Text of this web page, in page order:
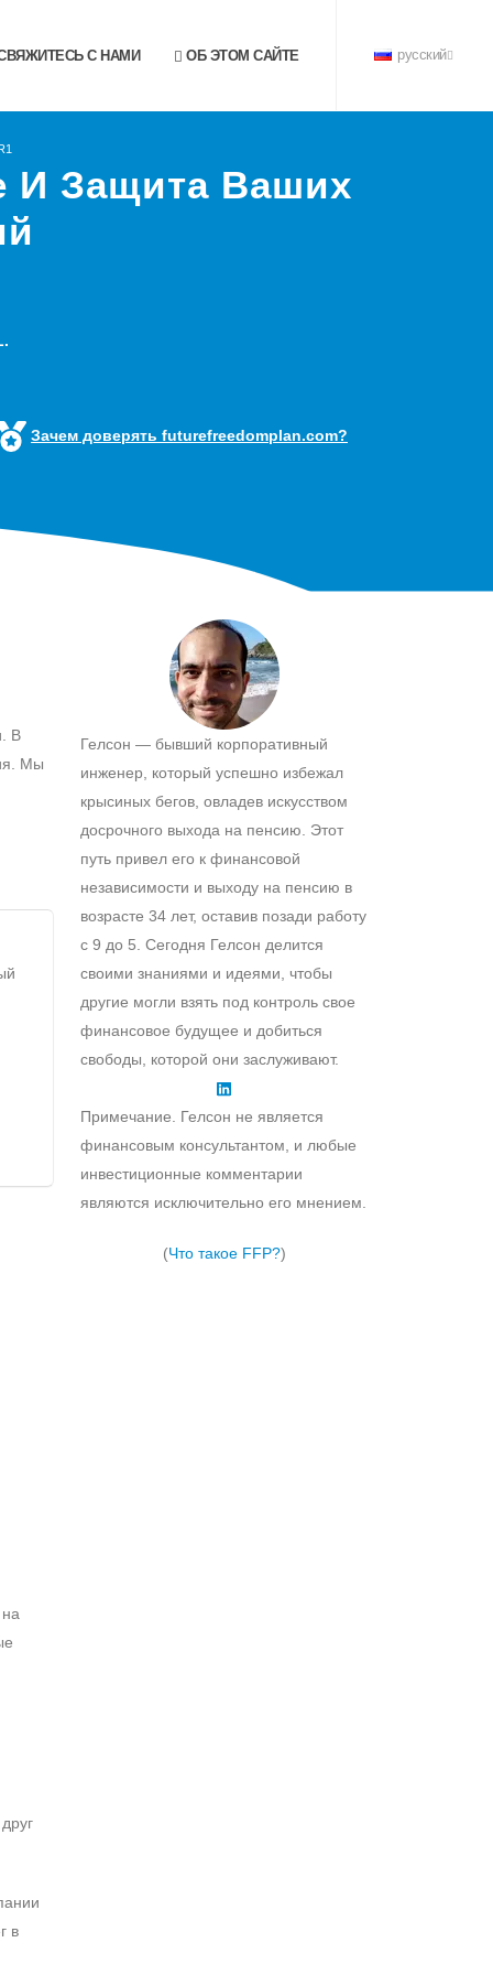
С НАМИ ОБ ЭТОМ САЙТЕ русский
И Защита Ваших
Зачем доверять futurefreedomplan.com?
В
Мы
в
Гелсон — бывший корпоративный
инженер, который успешно избежал
крысиных бегов, овладев искусством
досрочного выхода на пенсию. Этот
путь привел его к финансовой
независимости и выходу на пенсию в
возрасте 34 лет, оставив позади работу
с 9 до 5. Сегодня Гелсон делится
своими знаниями и идеями, чтобы
другие могли взять под контроль свое
финансовое будущее и добиться
свободы, которой они заслуживают.
Примечание. Гелсон не является
финансовым консультантом, и любые
инвестиционные комментарии
являются исключительно его мнением.
(Что такое FFP?)